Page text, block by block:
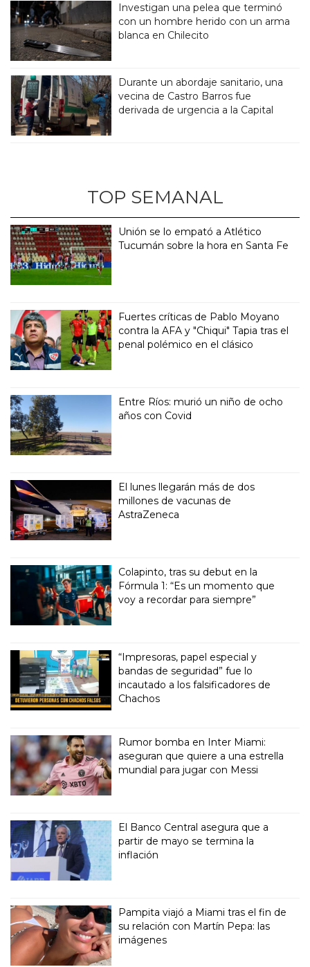
Investigan una pelea que terminó
con un hombre herido con un arma
blanca en Chilecito
Durante un abordaje sanitario, una
vecina de Castro Barros fue
derivada de urgencia a la Capital
TOP SEMANAL
Unión se lo empató a Atlético
Tucumán sobre la hora en Santa Fe
Fuertes críticas de Pablo Moyano
contra la AFA y "Chiqui" Tapia tras el
penal polémico en el clásico
Entre Ríos: murió un niño de ocho
años con Covid
El lunes llegarán más de dos
millones de vacunas de
AstraZeneca
Colapinto, tras su debut en la
Fórmula 1: “Es un momento que
voy a recordar para siempre”
“Impresoras, papel especial y
bandas de seguridad” fue lo
incautado a los falsificadores de
Chachos
Rumor bomba en Inter Miami:
aseguran que quiere a una estrella
mundial para jugar con Messi
El Banco Central asegura que a
partir de mayo se termina la
inflación
Pampita viajó a Miami tras el fin de
su relación con Martín Pepa: las
imágenes